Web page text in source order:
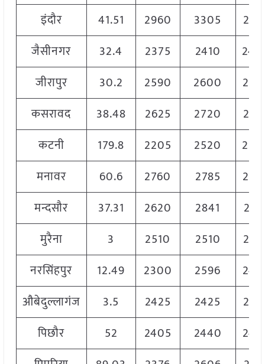
इंदौर
41.51 2960 3305
जैसीनगर
32.4 2375 2410
जीरापुर
30.2 2590 2600
कसरावद
38.48 2625 2720
कटनी
179.8 2205 2520
मनावर
60.6 2760 2785
मन्दसौर
37.31 2620 2841
मुरैना
3 2510 2510
नरसिंहपुर
12.49 2300 2596
औबेदुल्लागंज
3.5 2425 2425
पिछौर
52 2405 2440